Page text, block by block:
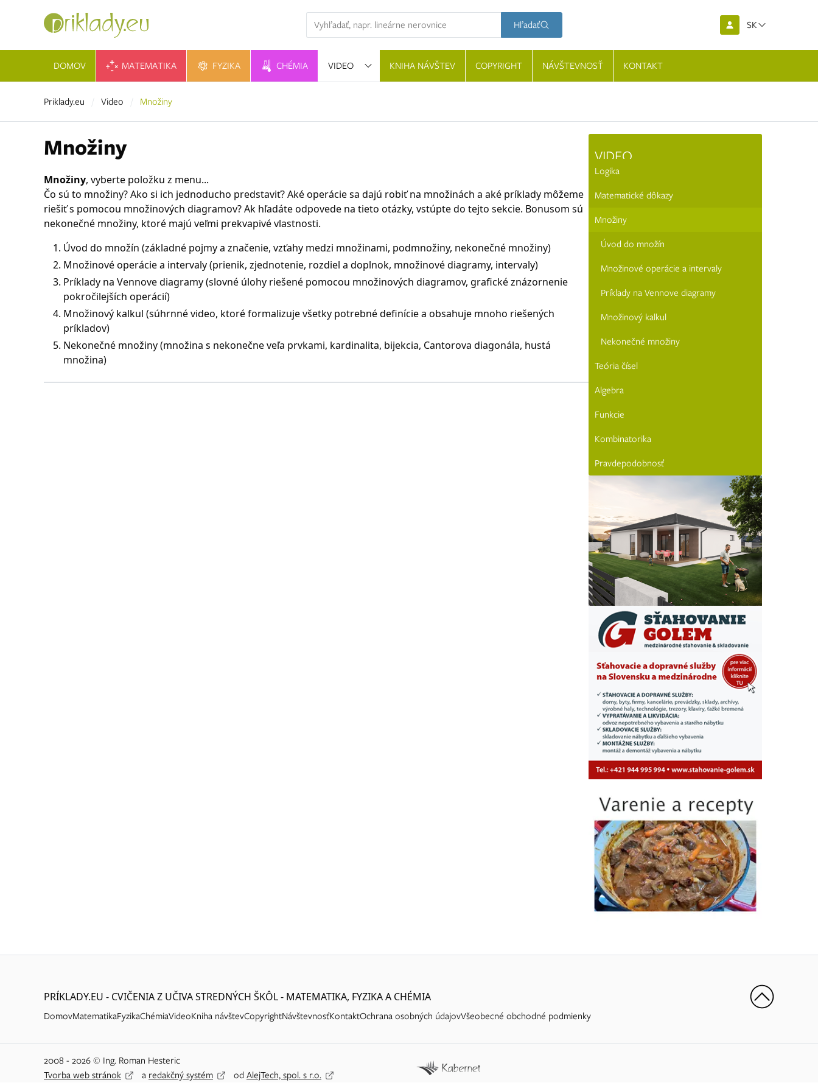
Hľadaná výraz Hľadať SK
DOMOV MATEMATIKA FYZIKA CHÉMIA VIDEO KNIHA NÁVŠTEV COPYRIGHT NÁVŠTEVNOSŤ KONTAKT
Priklady.eu Video Množiny
Množiny
Množiny, vyberte položku z menu...
Čo sú to množiny? Ako si ich jednoducho predstaviť? Aké operácie sa dajú robiť na množinách a aké príklady môžeme
riešiť s pomocou množinových diagramov? Ak hľadáte odpovede na tieto otázky, vstúpte do tejto sekcie. Bonusom sú
nekonečné množiny, ktoré majú veľmi prekvapivé vlastnosti.
Úvod do množín (základné pojmy a značenie, vzťahy medzi množinami, podmnožiny, nekonečné množiny)
Množinové operácie a intervaly (prienik, zjednotenie, rozdiel a doplnok, množinové diagramy, intervaly)
Príklady na Vennove diagramy (slovné úlohy riešené pomocou množinových diagramov, grafické znázornenie
pokročilejších operácií)
Množinový kalkul (súhrnné video, ktoré formalizuje všetky potrebné definície a obsahuje mnoho riešených
príkladov)
Nekonečné množiny (množina s nekonečne veľa prvkami, kardinalita, bijekcia, Cantorova diagonála, hustá
množina)
VIDEO
Logika
Matematické dôkazy
Množiny
Úvod do množín
Množinové operácie a intervaly
Príklady na Vennove diagramy
Množinový kalkul
Nekonečné množiny
Teória čísel
Algebra
Funkcie
Kombinatorika
Pravdepodobnosť
PRÍKLADY.EU - CVIČENIA Z UČIVA STREDNÝCH ŠKÔL - MATEMATIKA, FYZIKA A CHÉMIA
DomovMatematikaFyzikaChémiaVideoKniha návštevCopyrightNávštevnosťKontaktOchrana osobných údajovVšeobecné obchodné podmienky
2008 - 2026 © Ing. Roman Hesteric
Tvorba web stránok
a redakčný systém od AlejTech, spol. s r.o.